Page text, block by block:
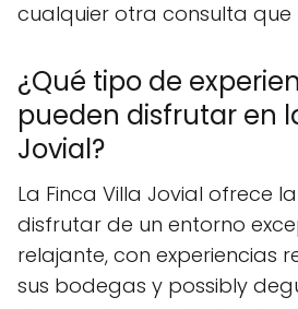
cualquier otra consulta que
¿Qué tipo de
pueden disfrutar en
Jovial?
La Finca Villa Jovial ofrece
disfrutar de un entorno
relajante, con experiencias
sus bodegas y possibly